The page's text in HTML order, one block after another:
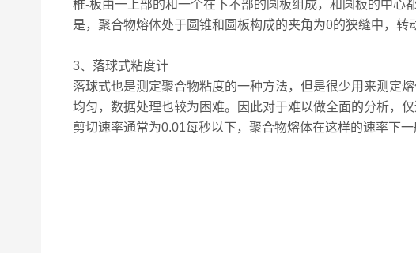
椎-板由一上部的和一个在下不部的圆板组成，和圆板的中心
是，聚合物熔体处于圆锥和圆板构成的夹角为θ的狭缝中，
3、落球式粘度计
落球式也是测定聚合物粘度的一种方法，但是很少用来测定
均匀，数据处理也较为困难。因此对于难以做全面的分析，
剪切速率通常为0.01每秒以下，聚合物熔体在这样的速率下一